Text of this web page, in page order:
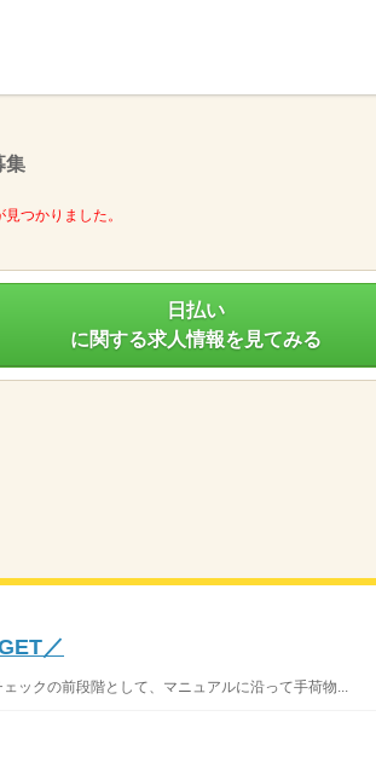
集
つかりました。
日払い
に関する求人情報を見てみる
／
ックの前段階として、マニュアルに沿って手荷物...